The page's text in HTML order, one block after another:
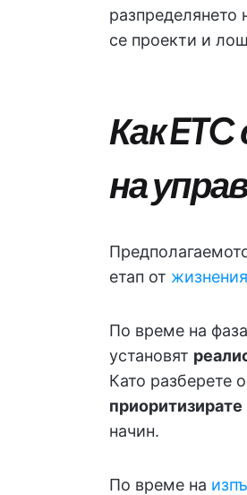
разпределянето
се проекти и
Как
на
етап от
По време на
установят
Като разберете
приоритизирате
начин.
По време на